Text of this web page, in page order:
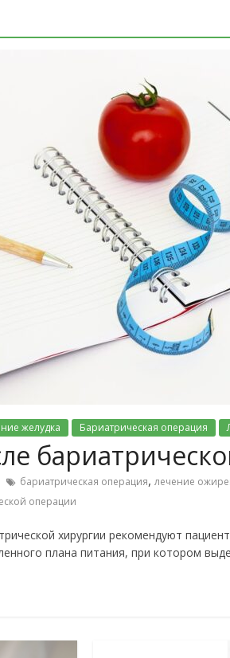
желудка Бариатрическая операция
бариатрическая операция, лечение
операции
хирургии рекомендуют
плана питания, при котором